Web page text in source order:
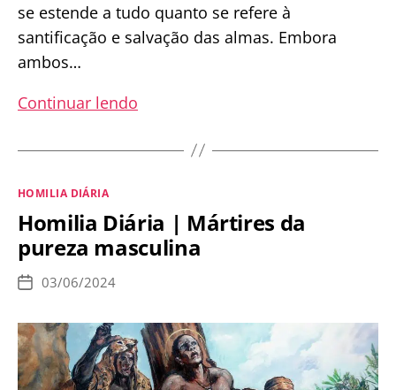
se estende a tudo quanto se refere à
santificação e salvação das almas. Embora
ambos…
Continuar lendo
|
que
torna
superior
ao
Estado
Categorias
HOMILIA DIÁRIA
Homilia Diária | Mártires da
pureza masculina
Data
publicação
03/06/2024